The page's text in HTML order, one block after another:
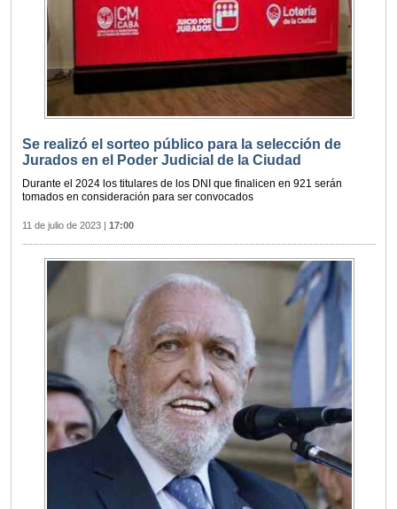
Se realizó el sorteo público para la selección de
Jurados en el Poder Judicial de la Ciudad
Durante el 2024 los titulares de los DNI que finalicen en 921 serán
tomados en consideración para ser convocados
11 de julio de 2023 17:00